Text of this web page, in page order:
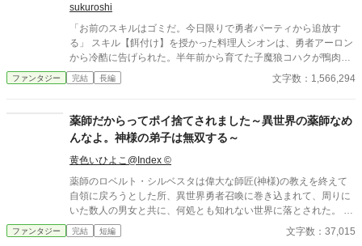
う大きな災厄。 国中が力ある存在を求める中、フィアが守りたい
ものはただひとつだった。 「私は世界のためじゃない。この家族
のために、力を使いたい」 これは、小さな精霊と、精霊を家族と
して迎えた人間たちが紡ぐ、優しく温かな奇跡の物語。 前十話:投
稿予約済 8月14日完結
sukuroshi
「お前のスキルはゴミだ。今日限りで勇者パーティから追放す
る」 スキル【餌付け】を授かった料理人シオンは、勇者アーロン
から冷酷に告げられた。半年前から育てた子魔狼コハクが鴨肉の
煮込み で死んだ――その責任を一身に背負わされて。 辺境の森で
野垂れ死ぬ覚悟だったシオンを救ったのは、塩むすび一個。 食を
保ったまま食事を口にした彼女は、涙を流して「主」と呼んだ。
実は【餌付け】は「廃棄級」の偽装。創世神シェフィロンが遺し
た「神獣を統べる試金石」だった。力を求めず、ただ誰かの腹を
満 たそうとする者にだけ、神獣は頭を垂れる。 雷鳥姫、影狼、海
龍、炎狐、大地熊、天空鯨、時の梟――。 八体の神獣が、シオン
の食卓に集う。辺境ヴァルガード自治領で食産業を興し、飢饉か
ら人々を救いながら、シオンは少しずつ自分 を取り戻していく。
戦わずに勝つ料理人と、もふもふ神獣たちの食卓物語。
ファンタジー 完結 長編 文字数：1,566,294
薬師だからってポイ捨てされました～異世界の薬師なめ
んなよ。神様の弟子は無双する～
黄色いひよこ@Index ©
薬師のロベルト・シルベスタは偉大な師匠(神様)の教えを終えて
自領に戻ろうとした所、異世界勇者召喚に巻き込まれて、周りに
いた数人の男女と共に、何処とも知れない世界に落とされた。
─── からの～数年後 ──── 俺が此処に来て幾日が過ぎただろ
う。 ここは俺が生まれ育った場所とは全く違う、環境が全然違
ファンタジー 完結 短編 文字数：37,015